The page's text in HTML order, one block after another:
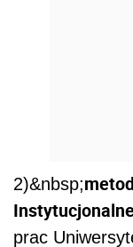
2)&nbsp;
prac